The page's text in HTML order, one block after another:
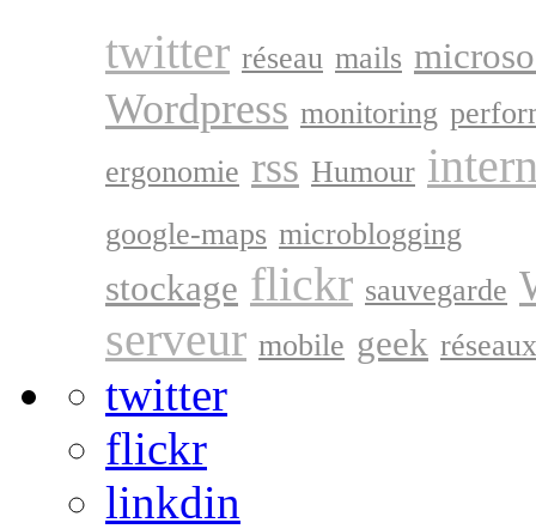
twitter réseau mails
Wordpress monitoring
ergonomie rss Humour
google-maps microblogging
stockage flickr sauvegarde
serveur mobile geek réseaux
twitter
flickr
linkdin